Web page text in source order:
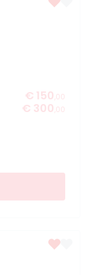
€ 150 ,00
€ 300 ,00